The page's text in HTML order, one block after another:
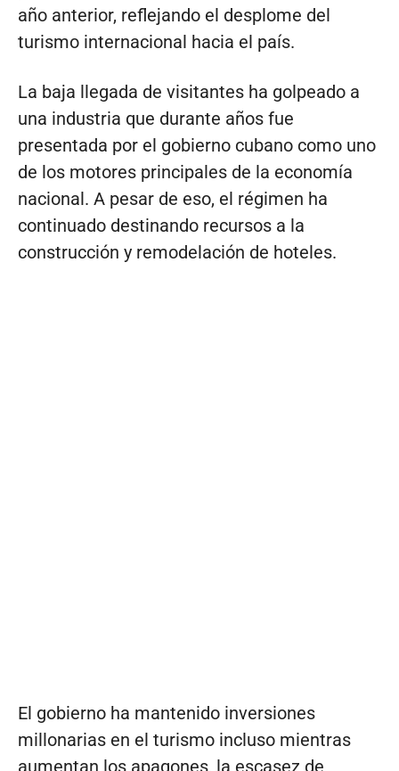
año anterior, reflejando el desplome del
turismo internacional hacia el país.
La baja llegada de visitantes ha golpeado a
una industria que durante años fue
presentada por el gobierno cubano como uno
de los motores principales de la economía
nacional. A pesar de eso, el régimen ha
continuado destinando recursos a la
construcción y remodelación de hoteles.
El gobierno ha mantenido inversiones
millonarias en el turismo incluso mientras
aumentan los apagones, la escasez de